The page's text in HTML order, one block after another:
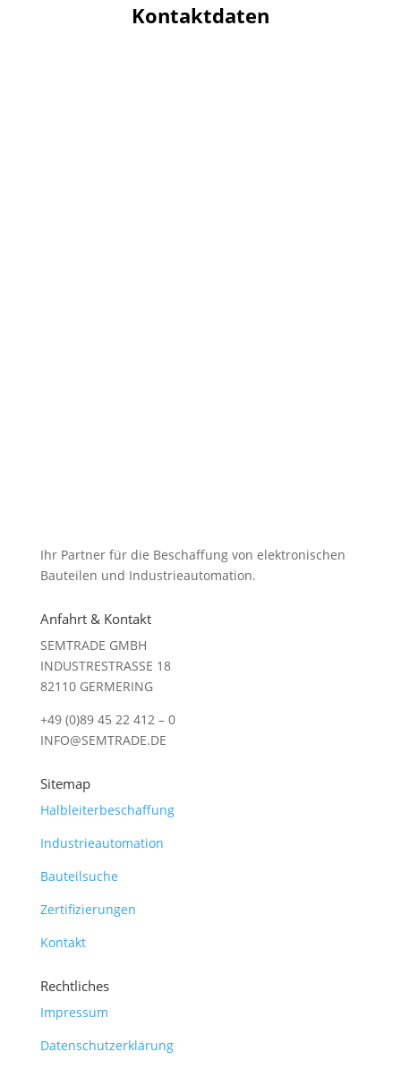
Kontaktdaten
Ihr Partner für die Beschaffung von elektronischen
Bauteilen und Industrieautomation.
Anfahrt & Kontakt
SEMTRADE GMBH
INDUSTRESTRASSE 18
82110 GERMERING
+49 (0)89 45 22 412 – 0
INFO@SEMTRADE.DE
Sitemap
Halbleiterbeschaffung
Industrieautomation
Bauteilsuche
Zertifizierungen
Kontakt
Rechtliches
Impressum
Datenschutzerklärung